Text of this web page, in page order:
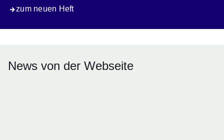
zum neuen Heft
News von der Webseite